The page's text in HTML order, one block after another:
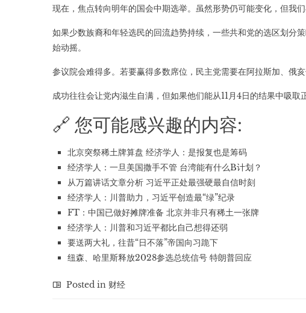
现在，焦点转向明年的国会中期选举。虽然形势仍可能变化，但我
如果少数族裔和年轻选民的回流趋势持续，一些共和党的选区划分
始动摇。
参议院会难得多。若要赢得多数席位，民主党需要在阿拉斯加、俄
成功往往会让党内滋生自满，但如果他们能从11月4日的结果中吸取
🔗 您可能感兴趣的内容:
北京突祭稀土牌算盘 经济学人：是报复也是筹码
经济学人：一旦美国撒手不管 台湾能有什么B计划？
从万篇讲话文章分析 习近平正处最强硬最自信时刻
经济学人：川普助力，习近平创造最“绿”纪录
FT：中国已做好摊牌准备 北京并非只有稀土一张牌
经济学人：川普和习近平都比自己想得还弱
要送两大礼，往昔“日不落”帝国向习跪下
纽森、哈里斯释放2028参选总统信号 特朗普回应
Posted in 财经